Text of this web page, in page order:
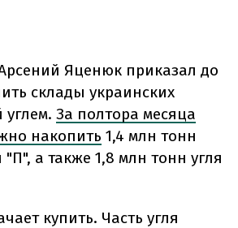
Яценюк приказал до
склады украинских
углем. За полтора месяца
накопить 1,4 млн тонн
а также 1,8 млн тонн угля
купить. Часть угля